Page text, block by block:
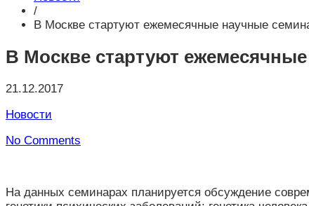
/
В Москве стартуют ежемесячные научные
В Москве стартуют
21.12.2017
Новости
No Comments
На данных семинарах планируется обсуждение